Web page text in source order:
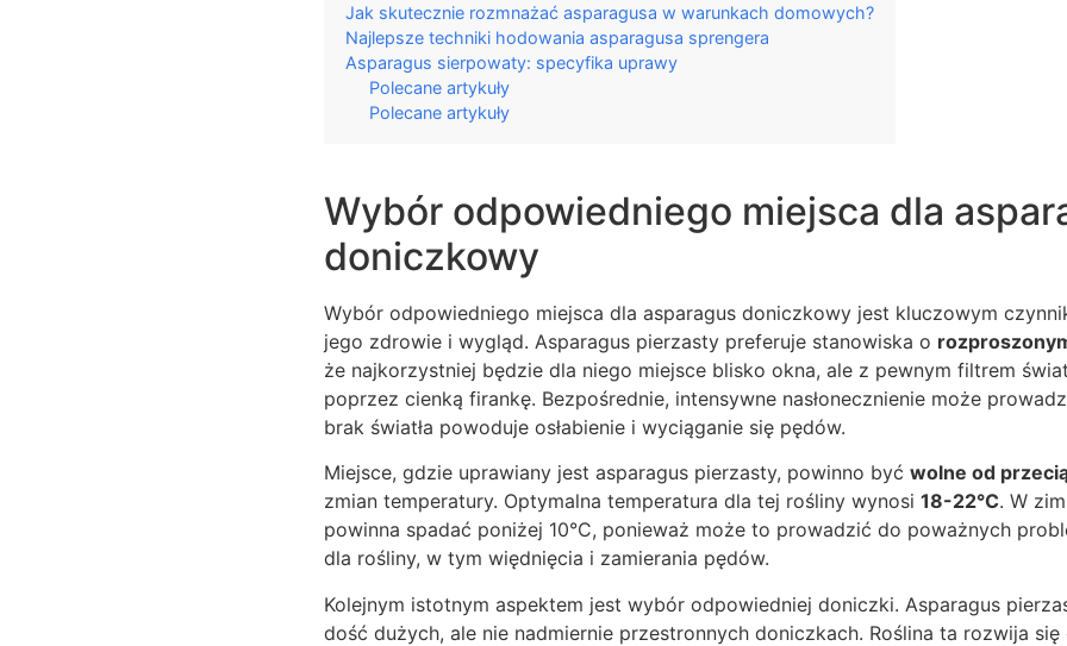
Jak skutecznie rozmnażać asparagusa w warunkach domowych?
Najlepsze techniki hodowania asparagusa sprengera
Asparagus sierpowaty: specyfika uprawy
Polecane artykuły
Polecane artykuły
Wybór odpowiedniego miejsca dla
doniczkowy
Wybór odpowiedniego miejsca dla asparagus doniczkowy jest kluczowym
jego zdrowie i wygląd. Asparagus pierzasty preferuje stanowiska o
że najkorzystniej będzie dla niego miejsce blisko okna, ale z pewnym filtrem
poprzez cienką firankę. Bezpośrednie, intensywne nasłonecznienie może
brak światła powoduje osłabienie i wyciąganie się pędów.
Miejsce, gdzie uprawiany jest asparagus pierzasty, powinno być wolne od
zmian temperatury. Optymalna temperatura dla tej rośliny wynosi 18-22°C. W
powinna spadać poniżej 10°C, ponieważ może to prowadzić do poważnych
dla rośliny, w tym więdnięcia i zamierania pędów.
Kolejnym istotnym aspektem jest wybór odpowiedniej doniczki. Asparagus
dość dużych, ale nie nadmiernie przestronnych doniczkach. Roślina ta rozwija